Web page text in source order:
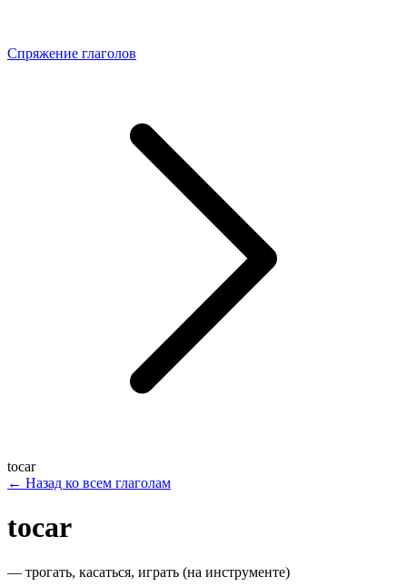
Спряжение глаголов
tocar
← Назад ко всем глаголам
tocar
— трогать, касаться, играть (на инструменте)